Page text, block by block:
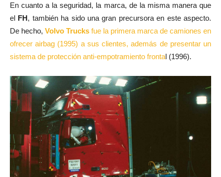
En cuanto a la seguridad, la marca, de la misma manera que
el FH, también ha sido una gran precursora en este aspecto.
De hecho, Volvo Trucks fue la primera marca de camiones en
ofrecer airbag (1995) a sus clientes, además de presentar un
sistema de protección anti-empotramiento frontal (1996).